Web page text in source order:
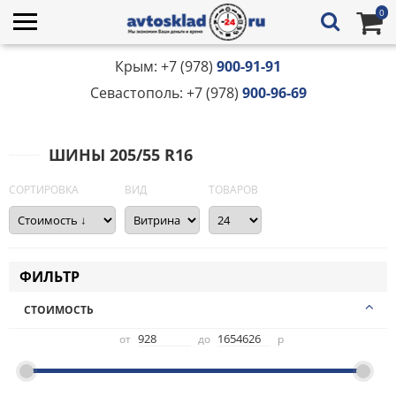
0
Крым: +7 (978) 900-91-91
Севастополь: +7 (978) 900-96-69
ШИНЫ 205/55 R16
СОРТИРОВКА ВИД ТОВАРОВ
ФИЛЬТР
СТОИМОСТЬ
от
до р